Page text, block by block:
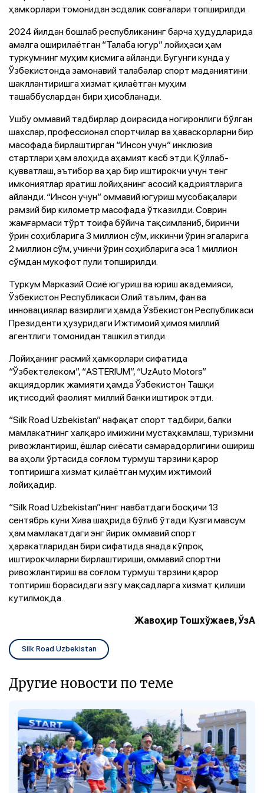
ҳамкорлари томонидан эсдалик совғалари топширилди.
2024 йилдан бошлаб республиканинг барча ҳудудларида
амалга оширилаётган “Талаба югур” лойиҳаси ҳам
туркумнинг муҳим қисмига айланди. Бугунги кунда у
Ўзбекистонда замонавий талабалар спорт маданиятини
шакллантиришга хизмат қилаётган муҳим
ташаббуслардан бири ҳисобланади.
Ушбу оммавий тадбирлар доирасида ногиронлиги бўлган
шахслар, профессионал спортчилар ва ҳаваскорларни бир
масофада бирлаштирган “Инсон учун” инклюзив
стартлари ҳам алоҳида аҳамият касб этди. Қўллаб-
қувватлаш, эътибор ва ҳар бир иштирокчи учун тенг
имкониятлар яратиш лойиҳанинг асосий қадриятларига
айланди. “Инсон учун” оммавий югуриш мусобақалари
рамзий бир километр масофада ўтказилди. Соврин
жамғармаси тўрт тоифа бўйича тақсимланиб, биринчи
ўрин соҳибларига 3 миллион сўм, иккинчи ўрин эгаларига
2 миллион сўм, учинчи ўрин соҳибларига эса 1 миллион
сўмдан мукофот пули топширилди.
Туркум Марказий Осиё югуриш ва юриш академияси,
Ўзбекистон Республикаси Олий таълим, фан ва
инновациялар вазирлиги ҳамда Ўзбекистон Республикаси
Президенти ҳузуридаги Ижтимоий ҳимоя миллий
агентлиги томонидан ташкил этилди.
Лойиҳанинг расмий ҳамкорлари сифатида
“Ўзбектелеком”, “ASTERIUM”, “UzAuto Motors”
акциядорлик жамияти ҳамда Ўзбекистон Ташқи
иқтисодий фаолият миллий банки иштирок этди.
“Silk Road Uzbekistan” нафақат спорт тадбири, балки
мамлакатнинг халқаро имижини мустаҳкамлаш, туризмни
ривожлантириш, ёшлар сиёсати самарадорлигини ошириш
ва аҳоли ўртасида соғлом турмуш тарзини қарор
топтиришга хизмат қилаётган муҳим ижтимоий
лойиҳадир.
“Silk Road Uzbekistan”нинг навбатдаги босқичи 13
сентябрь куни Хива шаҳрида бўлиб ўтади. Кузги мавсум
ҳам мамлакатдаги энг йирик оммавий спорт
ҳаракатларидан бири сифатида янада кўпроқ
иштирокчиларни бирлаштириши, оммавий спортни
ривожлантириш ва соғлом турмуш тарзини қарор
топтириш борасидаги эзгу мақсадларга хизмат қилиши
кутилмоқда.
Жавоҳир Тошхўжаев, ЎзА
Silk Road Uzbekistan
Другие новости по теме